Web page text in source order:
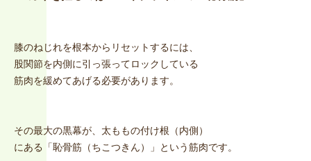
膝のねじれを根本からリセットするには、
股関節を内側に引っ張ってロックしている
筋肉を緩めてあげる必要があります。
その最大の黒幕が、太ももの付け根（内側）
にある「恥骨筋（ちこつきん）」という筋肉です。